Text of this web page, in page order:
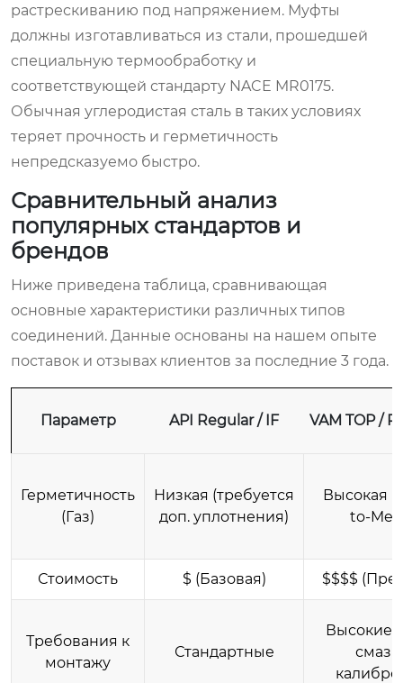
растрескиванию под напряжением. Муфты
должны изготавливаться из стали, прошедшей
специальную термообработку и
соответствующей стандарту NACE MR0175.
Обычная углеродистая сталь в таких условиях
теряет прочность и герметичность
непредсказуемо быстро.
Сравнительный анализ
популярных стандартов и
брендов
Ниже приведена таблица, сравнивающая
основные характеристики различных типов
соединений. Данные основаны на нашем опыте
поставок и отзывах клиентов за последние 3 года.
Параметр API Regular / IF VAM TOP /
Герметичность
(Газ)
Низкая (требуется
доп. уплотнения)
Высокая
to-
Стоимость $ (Базовая) $$$$
Требования к
монтажу
Стандартные
Высокие